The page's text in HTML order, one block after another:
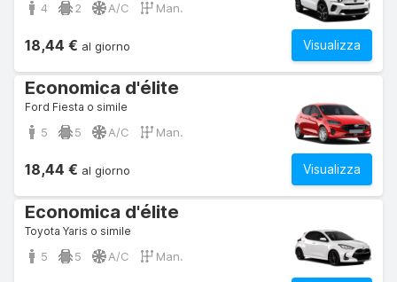
4 2 A/C Man.
Visualizza
18,44 € al giorno
Economica d'élite
Ford Fiesta o simile
5 5 A/C Man.
Visualizza
18,44 € al giorno
Economica d'élite
Toyota Yaris o simile
5 5 A/C Man.